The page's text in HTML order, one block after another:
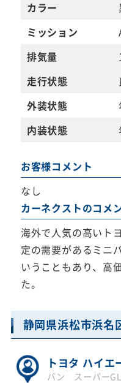
カラー
ミッション
排気量
走行状態
外装状態
内装状態
お客様コメント
なし
カーネクストのコメ
海外で人気の高いト
定の需要があるミニ
いうこともあり、高
た。
静岡県浜松市浜名
トヨタ ハイエ
バン スーパーGL